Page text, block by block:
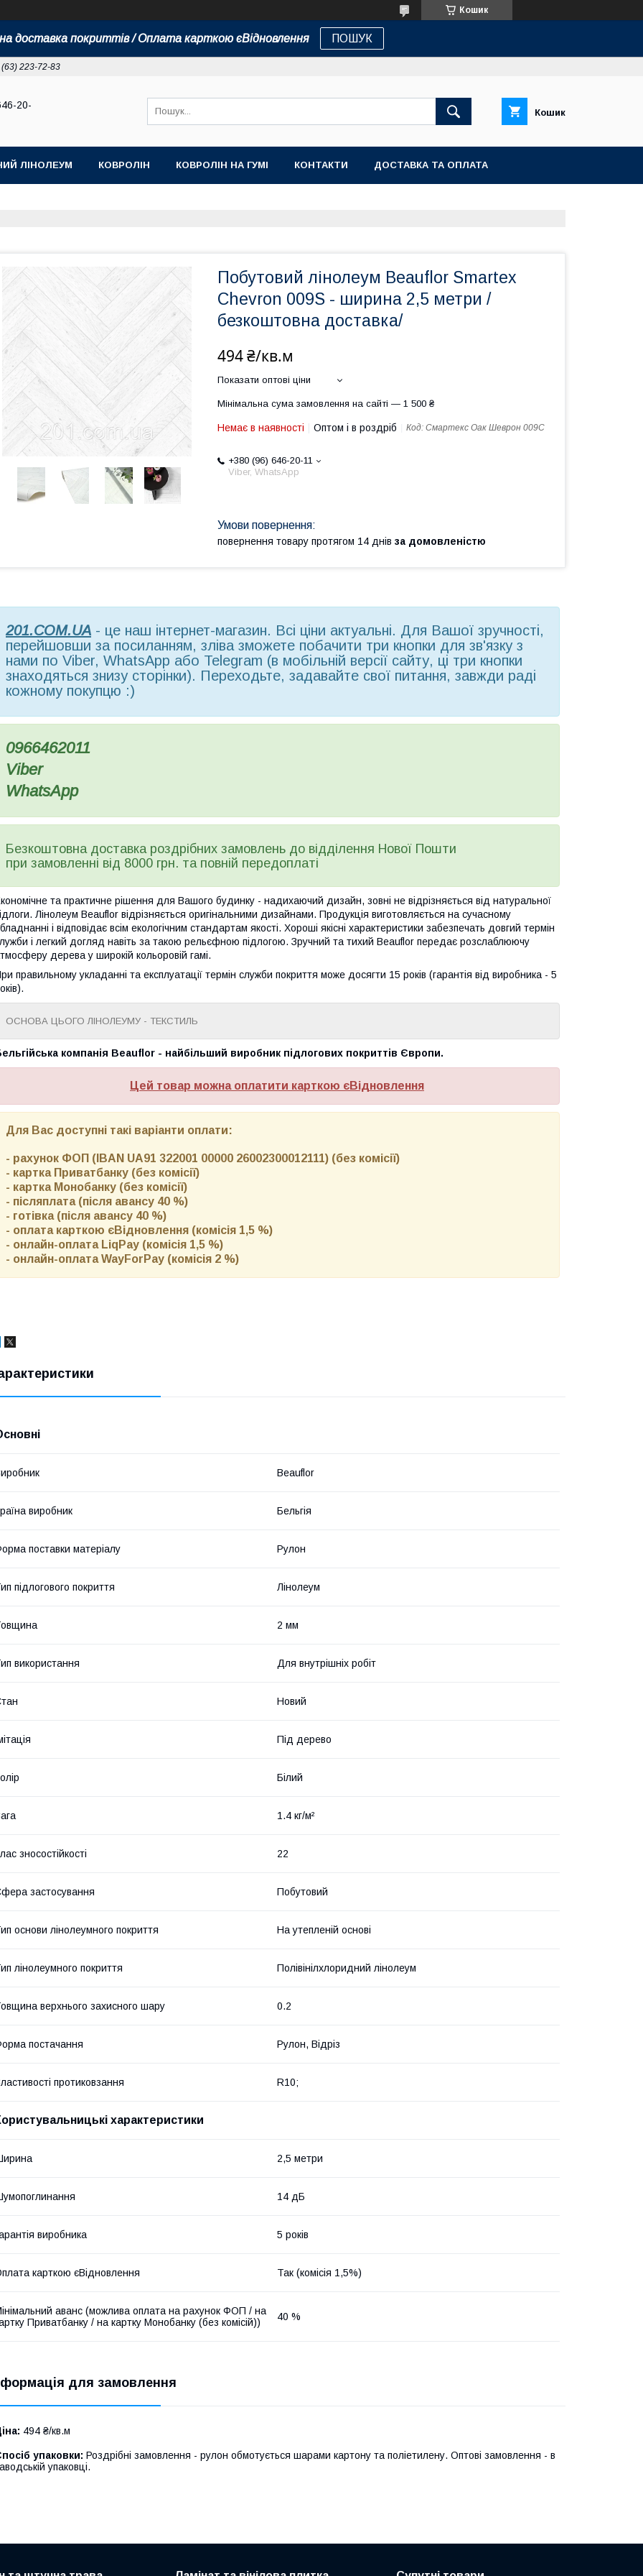
Кошик
доставка покриттів / Оплата карткою єВідновлення ПОШУК
223-72-83
20-
Кошик
ЛІНОЛЕУМ КОВРОЛІН КОВРОЛІН НА ГУМІ КОНТАКТИ ДОСТАВКА ТА ОПЛАТА
Побутовий лінолеум Beauflor Smartex
Chevron 009S - ширина 2,5 метри /
безкоштовна доставка/
494 ₴/кв.м
Показати оптові ціни
Мінімальна сума замовлення на сайті — 1 500 ₴
Немає в наявності Оптом і в роздріб Код: Смартекс Оак Шеврон 009С
+380 (96) 646-20-11
Viber, WhatsApp
повернення товару протягом 14 днів за домовленістю
201.COM.UA - це наш інтернет-магазин. Всі ціни актуальні. Для Вашої зручності,
перейшовши за посиланням, зліва зможете побачити три кнопки для зв'язку з
нами по Viber, WhatsApp або Telegram (в мобільній версії сайту, ці три кнопки
знаходяться знизу сторінки). Переходьте, задавайте свої питання, завжди раді
кожному покупцю :)
0966462011
Viber
WhatsApp
Безкоштовна доставка роздрібних замовлень до відділення Нової Пошти
при замовленні від 8000 грн. та повній передоплаті
та практичне рішення для Вашого будинку - надихаючий дизайн, зовні не відрізняється від натуральної
Лінолеум Beauflor відрізняється оригінальними дизайнами. Продукція виготовляється на сучасному
і відповідає всім екологічним стандартам якості. Хороші якісні характеристики забезпечать довгий термін
і легкий догляд навіть за такою рельєфною підлогою. Зручний та тихий Beauflor передає розслаблюючу
дерева у широкій кольоровій гамі.
правильному укладанні та експлуатації термін служби покриття може досягти 15 років (гарантія від виробника - 5
ОСНОВА ЦЬОГО ЛІНОЛЕУМУ - ТЕКСТИЛЬ
компанія Beauflor - найбільший виробник підлогових покриттів Європи.
Цей товар можна оплатити карткою єВідновлення
Для Вас доступні такі варіанти оплати:
- рахунок ФОП (IBAN UA91 322001 00000 26002300012111) (без комісії)
- картка Приватбанку (без комісії)
- картка Монобанку (без комісії)
- післяплата (після авансу 40 %)
- готівка (після авансу 40 %)
- оплата карткою єВідновлення (комісія 1,5 %)
- онлайн-оплата LiqPay (комісія 1,5 %)
- онлайн-оплата WayForPay (комісія 2 %)
Beauflor
виробник Бельгія
поставки матеріалу Рулон
підлогового покриття Лінолеум
2 мм
використання Для внутрішніх робіт
Новий
Під дерево
Білий
1.4 кг/м²
зносостійкості 22
застосування Побутовий
основи лінолеумного покриття На утепленій основі
лінолеумного покриття Полівінілхлоридний лінолеум
верхнього захисного шару 0.2
постачання Рулон, Відріз
протиковзання R10;
характеристики
2,5 метри
14 дБ
виробника 5 років
карткою єВідновлення Так (комісія 1,5%)
аванс (можлива оплата на рахунок ФОП / на
Приватбанку / на картку Монобанку (без комісій))
40 %
для замовлення
494 ₴/кв.м
упаковки: Роздрібні замовлення - рулон обмотується шарами картону та поліетилену. Оптові замовлення - в
упаковці.